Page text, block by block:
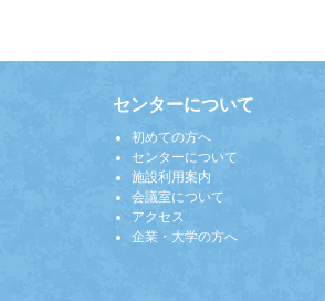
センターについて
初めての方へ
センターについて
施設利用案内
会議室について
アクセス
企業・大学の方へ